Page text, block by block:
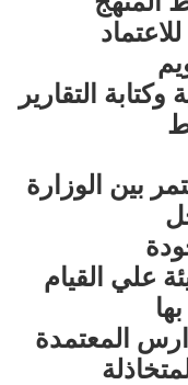
التقارير
بين الوزارة
علي القيام
المعتمدة